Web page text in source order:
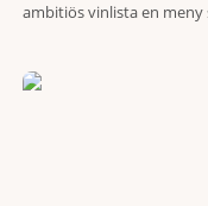
ambitiös vinlista en meny